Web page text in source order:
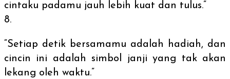
cintaku padamu jauh lebih kuat dan tulus.”
“Setiap detik bersamamu adalah hadiah, dan
cincin ini adalah simbol janji yang tak akan
lekang oleh waktu.”